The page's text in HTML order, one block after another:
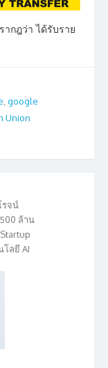
ากฎว่า ได้รับราย
, google
Union
รจน์
ล้าน
โลยี AI